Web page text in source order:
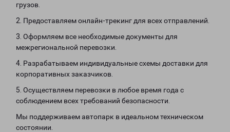
грузов.
2. Предоставляем онлайн-трекинг для всех отправлений.
3. Оформляем все необходимые документы для
межрегиональной перевозки.
4. Разрабатываем индивидуальные схемы доставки для
корпоративных заказчиков.
5. Осуществляем перевозки в любое время года с
соблюдением всех требований безопасности.
Мы поддерживаем автопарк в идеальном техническом
состоянии.